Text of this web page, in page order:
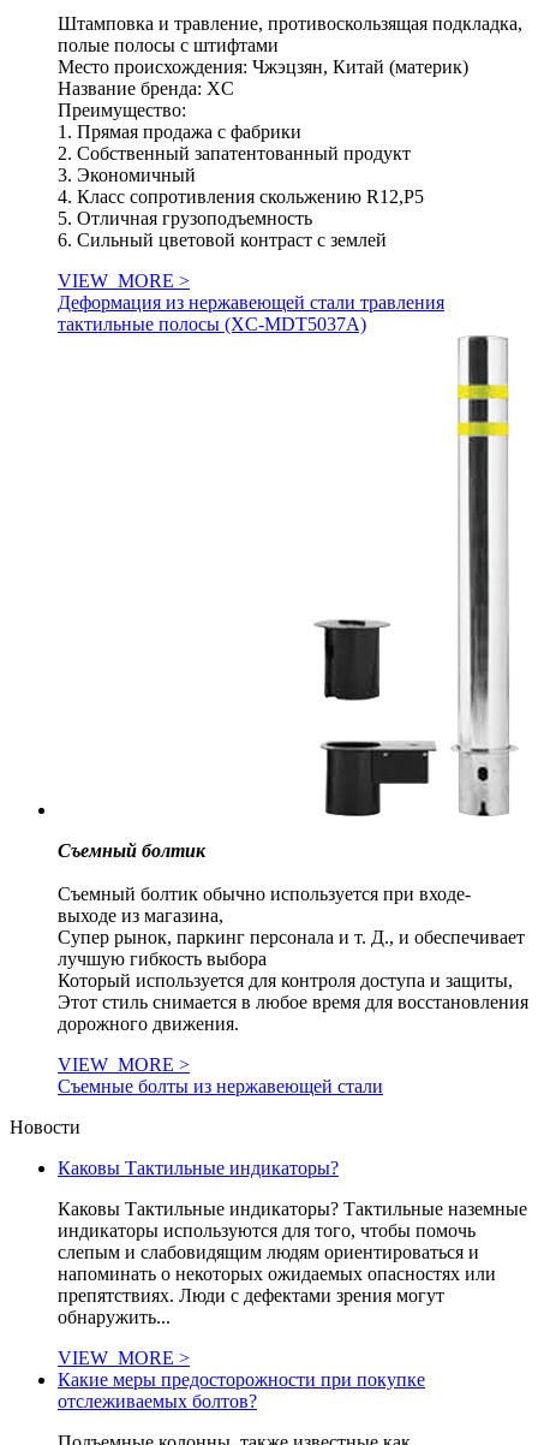
Штамповка и травление, противоскользящая подкладка,
полые полосы с штифтами
Место происхождения: Чжэцзян, Китай (материк)
Название бренда: XC
Преимущество:
1. Прямая продажа с фабрики
2. Собственный запатентованный продукт
3. Экономичный
4. Класс сопротивления скольжению R12,P5
5. Отличная грузоподъемность
6. Сильный цветовой контраст с землей
VIEW_MORE >
Деформация из нержавеющей стали травления
тактильные полосы (XC-MDT5037A)
Съемный болтик
Съемный болтик обычно используется при входе-
выходе из магазина,
Супер рынок, паркинг персонала и т. Д., и обеспечивает
лучшую гибкость выбора
Который используется для контроля доступа и защиты,
Этот стиль снимается в любое время для восстановления
дорожного движения.
VIEW_MORE >
Съемные болты из нержавеющей стали
Новости
Каковы Тактильные индикаторы?
Каковы Тактильные индикаторы? Тактильные наземные
индикаторы используются для того, чтобы помочь
слепым и слабовидящим людям ориентироваться и
напоминать о некоторых ожидаемых опасностях или
препятствиях. Люди с дефектами зрения могут
обнаружить...
VIEW_MORE >
Какие меры предосторожности при покупке
отслеживаемых болтов?